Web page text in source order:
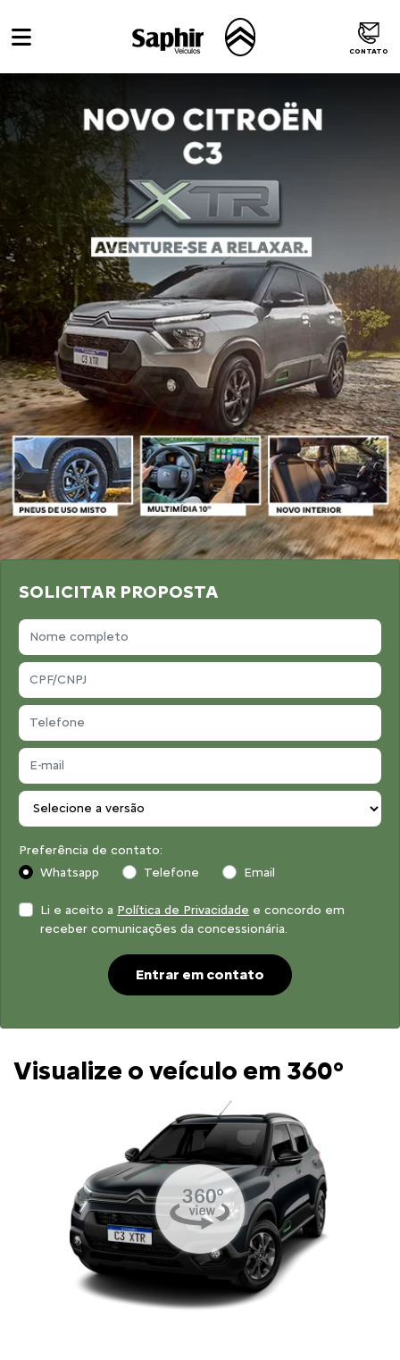
CONTATO
SOLICITAR PROPOSTA
Preferência de contato:
Whatsapp
Telefone Email
Li e aceito a Política de Privacidade e concordo em
receber comunicações da concessionária.
Entrar em contato
Visualize o veículo em 360°